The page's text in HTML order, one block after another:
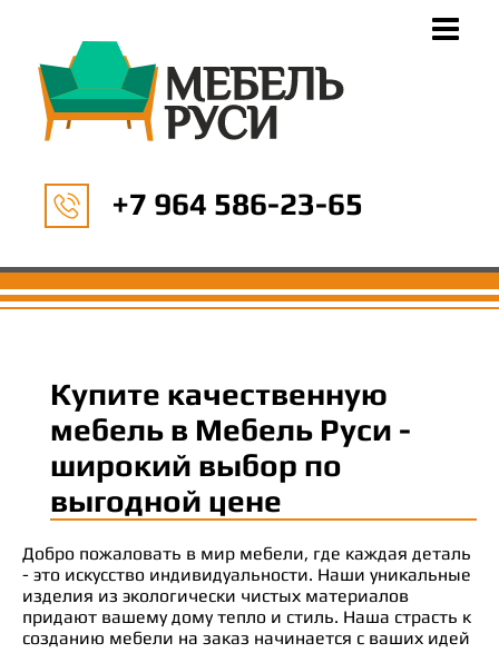
+7 964 586-23-65
Купите качественную
мебель в Мебель Руси -
широкий выбор по
выгодной цене
Добро пожаловать в мир мебели, где каждая деталь
- это искусство индивидуальности. Наши уникальные
изделия из экологически чистых материалов
придают вашему дому тепло и стиль. Наша страсть к
созданию мебели на заказ начинается с ваших идей